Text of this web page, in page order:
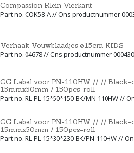
Compassion Klein Vierkant
Part no. COK58-A // Ons productnummer
Verhaak Vouwblaadjes ø15cm KIDS
Part no. 04678 // Ons productnummer
GG Label voor PN-110HW // // Black-
15mmx50mm / 150pcs-roll
Part no. RL-PL-15*50*150-BK/MN-110HW //
GG Label voor PN-110HW // // Black-
15mmx50mm / 150pcs-roll
Part no. RL-PL-15*30*230-BK/PN-110HW //